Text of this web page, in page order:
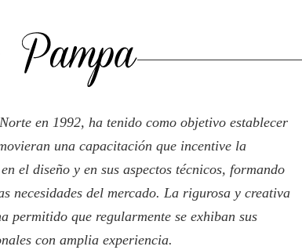
en 1992, ha tenido como objetivo establecer
una capacitación que incentive la
el diseño y en sus aspectos técnicos, formando
necesidades del mercado. La rigurosa y creativa
permitido que regularmente se exhiban sus
con amplia experiencia.